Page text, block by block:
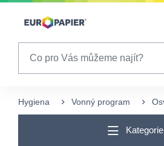
Table Of Content
Hygiena Vonný program
Kategorie